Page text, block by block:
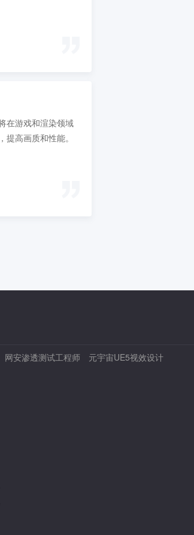
在游戏和渲染领域
高画质和性能。
网安渗透测试工程师 元宇宙UE5视效设计